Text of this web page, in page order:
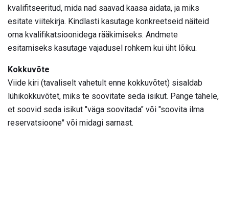
kvalifitseeritud, mida nad saavad kaasa aidata, ja miks
esitate viitekirja. Kindlasti kasutage konkreetseid näiteid
oma kvalifikatsioonidega rääkimiseks. Andmete
esitamiseks kasutage vajadusel rohkem kui üht lõiku.
Kokkuvõte
Viide kiri (tavaliselt vahetult enne kokkuvõtet) sisaldab
lühikokkuvõtet, miks te soovitate seda isikut. Pange tähele,
et soovid seda isikut "väga soovitada" või "soovita ilma
reservatsioone" või midagi sarnast.